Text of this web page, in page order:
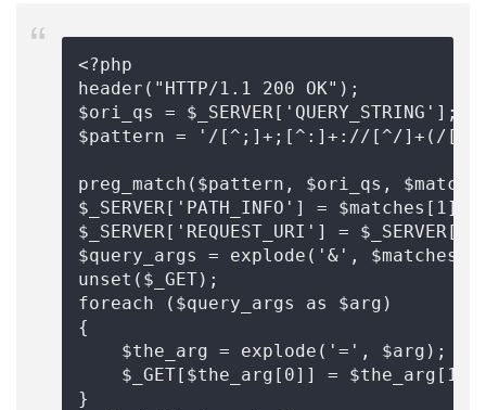
<?php
header("HTTP/1.1 200 OK");
$ori_qs = $_SERVER['QUERY_STRING'];
$pattern = '/[^;]+;[^:]+://[^/]+(/
preg_match($pattern, $ori_qs,
$_SERVER['PATH_INFO'] =
$_SERVER['REQUEST_URI'] =
$query_args = explode('&',
unset($_GET);
foreach ($query_args as $arg)
{
$the_arg = explode('=', $arg);
$_GET[$the_arg[0]] = $the_arg[1];
}